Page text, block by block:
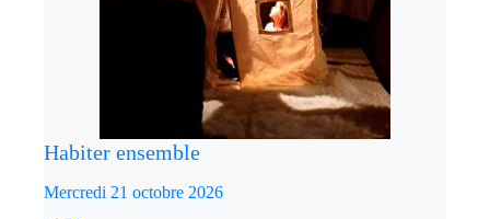
Habiter ensemble
Mercredi 21 octobre 2026